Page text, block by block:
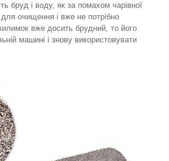
бруд і воду, як за помахом чарівної
очищення і вже не потрібно
вже досить брудний, то його
машині і знову використовувати